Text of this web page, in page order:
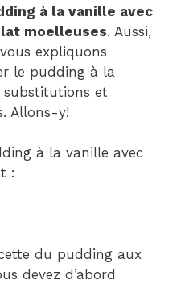
à la vanille avec
moelleuses. Aussi,
expliquons
le pudding à la
substitutions et
Allons-y!
à la vanille avec
:
du pudding aux
devez d’abord